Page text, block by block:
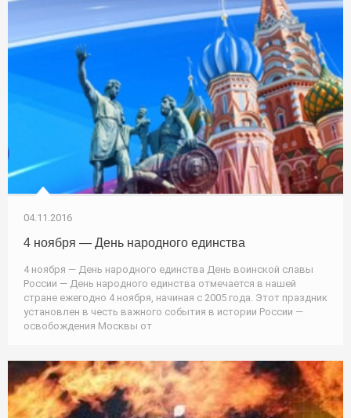
04.11.2016
4 ноября — День народного единства
4 ноября — День народного единства День воинской славы
России — День народного единства отмечается в нашей
стране ежегодно 4 ноября, начиная с 2005 года. Этот праздник
установлен в честь важного события в истории России —
освобождения Москвы от